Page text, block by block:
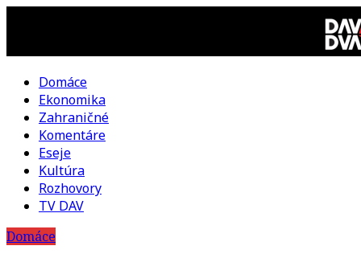
DAV
DVA
kultúrno-
Domáce
Ekonomika
Zahraničné
Komentáre
Eseje
Kultúra
Rozhovory
TV DAV
Domáce